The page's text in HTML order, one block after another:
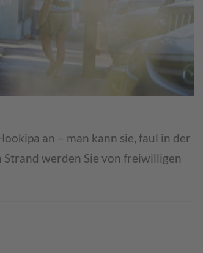
an – man kann sie, faul in der
Strand werden Sie von freiwilligen